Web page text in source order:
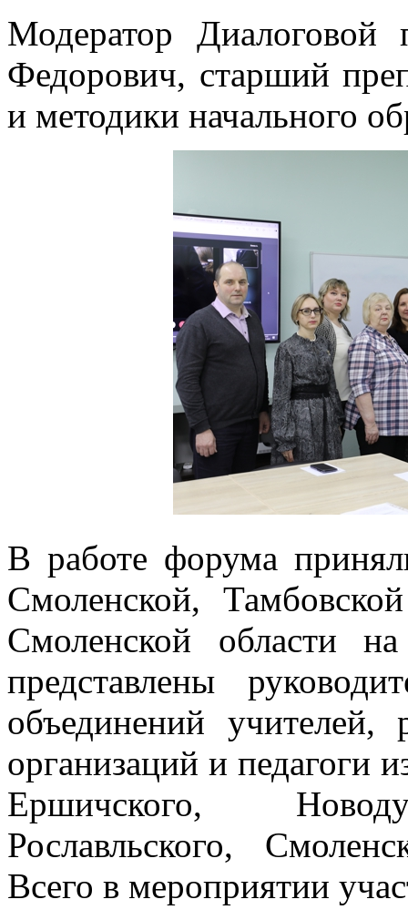
Модератор
Федорович, старший
и методики начального
В работе форума
Смоленской,
Смоленской области
представлены
объединений учителей,
организаций и педагоги
Ершичского,
Рославльского,
Всего в мероприятии